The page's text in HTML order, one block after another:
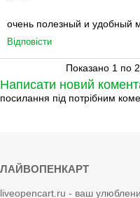
очень полезный и удобный
Відповісти
Показано 1 по 2
Написати новий
посилання під потрібним
ЛАЙВОПЕНКАРТ
liveopencart.ru - ваш